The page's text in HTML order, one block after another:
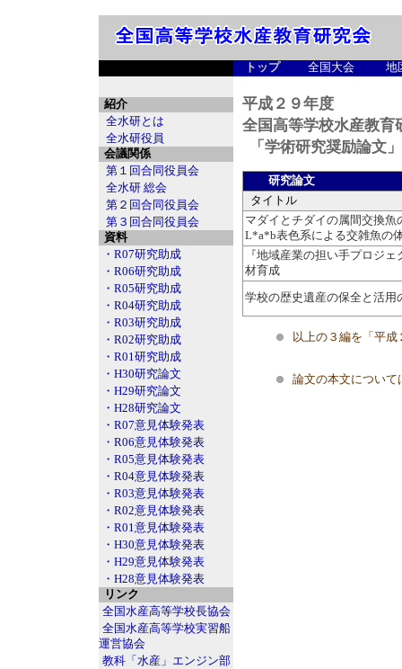
トップ 全国大会 地
紹介
全水研とは
全水研役員
会議関係
第１回合同役員会
全水研 総会
第２回合同役員会
第３回合同役員会
資料
・R07研究助成
・R06研究助成
・R05研究助成
・R04研究助成
・R03研究助成
・R02研究助成
・R01研究助成
・H30研究論文
・H29研究論文
・H28研究論文
・R07意見体験発表
・R06意見体験発表
・R05意見体験発表
・R04意見体験発表
・R03意見体験発表
・R02意見体験発表
・R01意見体験発表
・H30意見体験発表
・H29意見体験発表
・H28意見体験発表
リンク
全国水産高等学校長協会
全国水産高等学校実習船
運営協会
教科「水産」エンジン部
平成２９年度
全国高等学校水産教育
「学術研究奨励論文」
研究論文
タイトル
マダイとチダイの属間交換
L*a*b表色系による交雑魚の
『地域産業の担い手プロジ
材育成
学校の歴史遺産の保全と活用
以上の３編を「平
論文の本文について